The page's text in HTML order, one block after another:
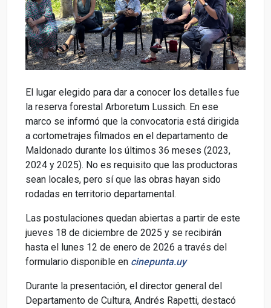
El lugar elegido para dar a conocer los detalles fue
la reserva forestal Arboretum Lussich. En ese
marco se informó que la convocatoria está dirigida
a cortometrajes filmados en el departamento de
Maldonado durante los últimos 36 meses (2023,
2024 y 2025). No es requisito que las productoras
sean locales, pero sí que las obras hayan sido
rodadas en territorio departamental.
Las postulaciones quedan abiertas a partir de este
jueves 18 de diciembre de 2025 y se recibirán
hasta el lunes 12 de enero de 2026 a través del
formulario disponible en cinepunta.uy
Durante la presentación, el director general del
Departamento de Cultura, Andrés Rapetti, destacó